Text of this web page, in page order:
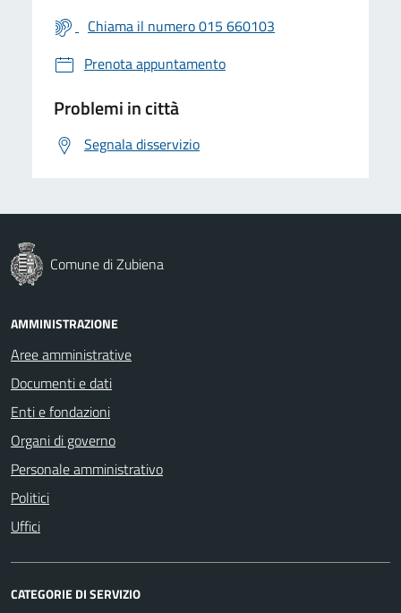
Chiama il numero 015 660103
Prenota appuntamento
Problemi in città
Segnala disservizio
Comune di Zubiena
AMMINISTRAZIONE
Aree amministrative
Documenti e dati
Enti e fondazioni
Organi di governo
Personale amministrativo
Politici
Uffici
CATEGORIE DI SERVIZIO